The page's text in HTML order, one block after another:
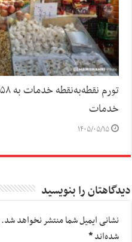
خدمات
۱۴۰۵/۰۵/۱۵
دیدگاهتان را بنویسید
نشانی ایمیل شما منتشر نخواهد شد.
شده‌اند*